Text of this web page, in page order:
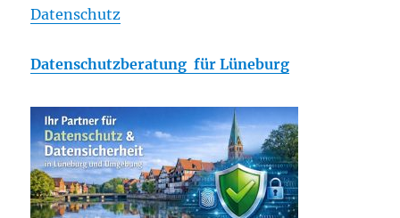
Datenschutz
Datenschutzberatung für Lüneburg